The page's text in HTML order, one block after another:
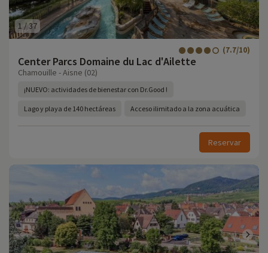
1 /37
Center Parcs Domaine du Lac d'Ailette
(7.7/10)
Chamouille - Aisne (02)
¡NUEVO: actividades de bienestar con Dr.Good !
Lago y playa de 140 hectáreas Acceso ilimitado a la zona acuática
Reservar